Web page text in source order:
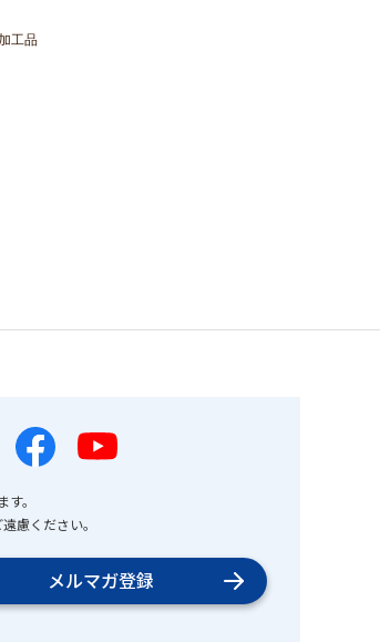
工品
。
慮ください。
メルマガ登録